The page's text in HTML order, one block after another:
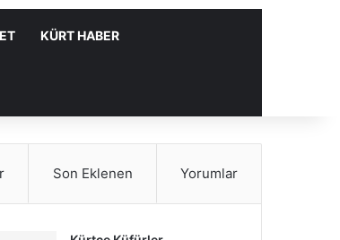
KÜRT HABER
Son Eklenen Yorumlar